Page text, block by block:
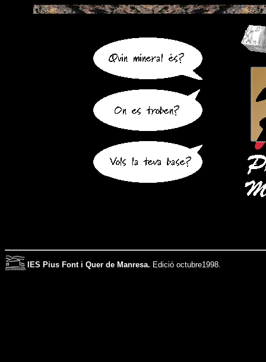
IES Pius Font i Quer de Manresa. Edició octubre1998.